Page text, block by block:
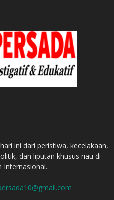
ini dari peristiwa, kecelakaan,
dan liputan khusus riau di
Internasional.